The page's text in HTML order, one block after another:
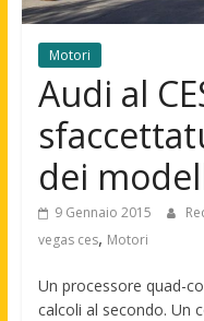
Motori
Audi al
dei
9 Gennaio 2015
vegas ces, Motori
Un processore quad-
calcoli al secondo. Un